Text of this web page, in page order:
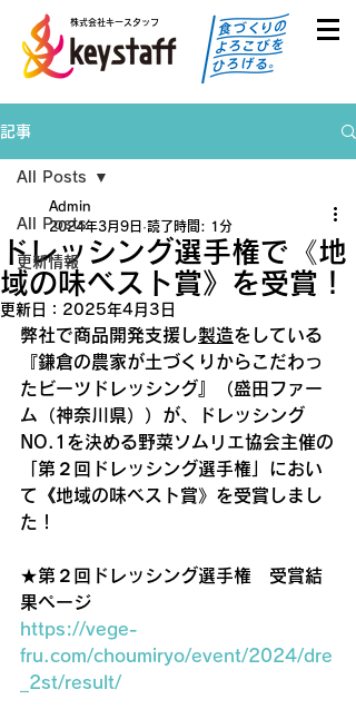
株式会社キースタッフ
記事
All Posts
更新情報
All Posts
ドレッシング選手権で《地
域の味ベスト賞》を受賞！
Admin
2024年3月9日 読了時間: 1分
更新日： 2025年4月3日
弊社で商品開発支援し製造をしている
『鎌倉の農家が土づくりからこだわっ
たビーツドレッシング』（盛田ファー
ム（神奈川県））が、ドレッシング
NO.1を決める野菜ソムリエ協会主催の
「第２回ドレッシング選手権」におい
て《地域の味ベスト賞》を受賞しまし
た！
★第２回ドレッシング選手権　受賞結
果ページ
https://vege-
fru.com/choumiryo/event/2024/dre
_2st/result/